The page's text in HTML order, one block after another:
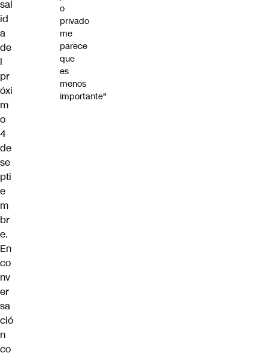
sal
id
a
de
l
pr
óxi
m
o
4
de
se
pti
e
m
br
e.
En
co
nv
er
sa
ció
n
co
o
privado
me
parece
que
es
menos
importante"